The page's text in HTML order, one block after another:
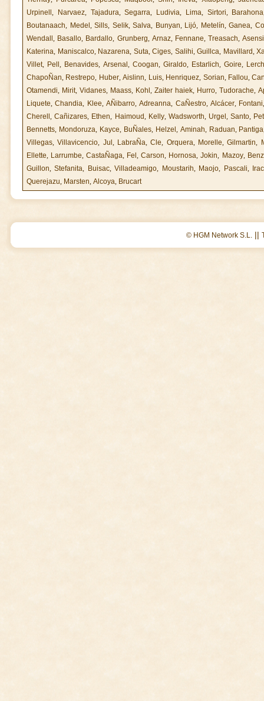
Urpinell , Narvaez, Tajadura,Segarra, Ludivia, Lima, Sirtori, Barahona
Boutanaach, Medel ,Sills, Selik,Salva, Bunyan, Lijó, Metelín,Ganea,
Wendall , Basallo, Bardallo, Grunberg, Arnaz, Fennane,Treasach,
Katerina, Maniscalco, Nazarena, Suta, Ciges, Salihi, Guillca, Mavillard,
Villet, Pell , Benavides, Arsenal , Coogan, Giraldo, Estarlich, Goire, Lerch
ChapoÑan, Restrepo, Huber,Aislinn, Luis, Henriquez, Sorian, Fallou,
Otamendi, Mirit, Vidanes, Maass, Kohl , Zaiter haiek, Hurro, Tudorache,
Liquete,Chandia, Klee,AÑibarro,Adreanna, CaÑestro,Alcácer, Fontani
Cherell ,Cañizares, Ethen, Haimoud, Kelly, Wadsworth, Urgel,Santo,
Bennetts, Mondoruza, Kayce, BuÑales, Helzel , Aminah, Raduan, Pantiga
Villegas,Villavicencio, Jul , LabraÑa,Cle, Orquera, Morelle,Gilmartin,
Ellette, Larrumbe,CastaÑaga, Fel,Carson, Hornosa,Jokin, Mazoy,
Guillon,Stefanita, Buisac,Villadeamigo, Moustarih, Maojo, Pascali,
Querejazu, Marsten, Alcoya, Brucart
© HGM Network S.L. ||